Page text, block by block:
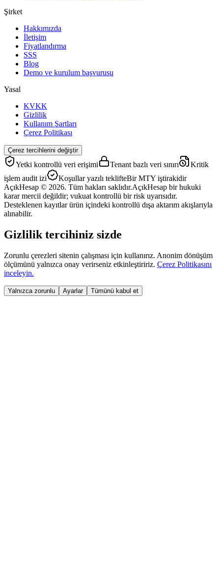
Şirket
Hakkımızda
İletişim
Fiyatlandırma
SSS
Blog
Demo ve kurulum başvurusu
Yasal
KVKK
Gizlilik
Kullanım Şartları
Çerez Politikası
Çerez tercihlerini değiştir
Yetki kontrollü veri erişimi Tenant bazlı veri sınırı
Kritik
işlem audit izi
Koşullar yazılı teklifteBir MTY iştirakidir
AçıkHesap © 2026. Tüm hakları saklıdır.AçıkHesap bir hukuki
karar mercii değildir; vukuat kontrollü bir risk uyarısıdır.
Desteklenen kayıtlar ürün içindeki kontrollü dışa aktarım akışlarıyla
alınabilir.
Gizlilik tercihiniz sizde
Zorunlu çerezleri sitenin çalışması için kullanırız. Anonim dönüşüm
ölçümünü yalnızca onay verirseniz etkinleştiririz. Çerez Politikasını
inceleyin.
Yalnızca zorunlu Ayarlar Tümünü kabul et